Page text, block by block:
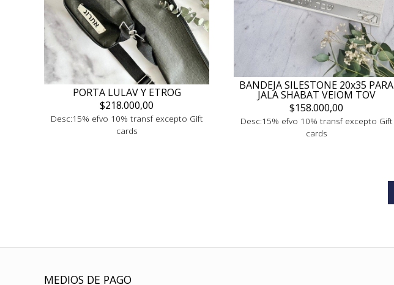
PORTA LULAV Y ETROG
$218.000,00
Desc:15% efvo 10% transf excepto Gift
cards
BANDEJA SILESTONE 20x35 PARA
JALA SHABAT VEIOM TOV
$158.000,00
Desc:15% efvo 10% transf excepto Gift
cards
MEDIOS DE PAGO